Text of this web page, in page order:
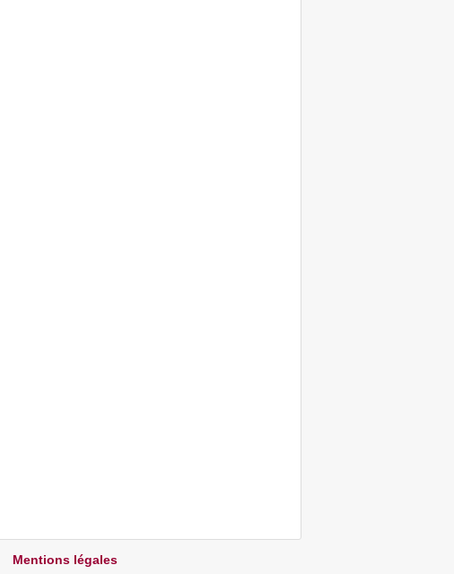
Mentions légales